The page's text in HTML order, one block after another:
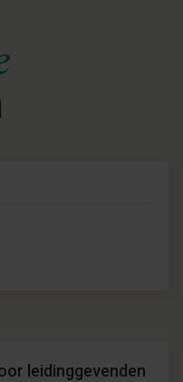
leidinggevenden